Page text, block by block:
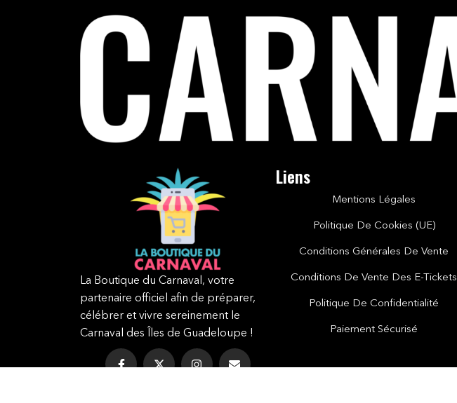
La Boutique du Carnaval, votre
partenaire officiel afin de préparer,
célébrer et vivre sereinement le
Carnaval des Îles de Guadeloupe !
Liens
Mentions Légales
Politique De Cookies (UE)
Conditions Générales De Vente
Conditions De Vente Des E-Tickets
Politique De Confidentialité
Paiement Sécurisé